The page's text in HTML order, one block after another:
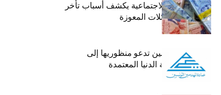
وزير الشؤون الاجتماعية يكشف أسباب تأخر
صرف منح العائلات المعوزة
عمادة المهندسين تدعو منظوريها إلى
احترام التعريفة الدنيا المعتمدة